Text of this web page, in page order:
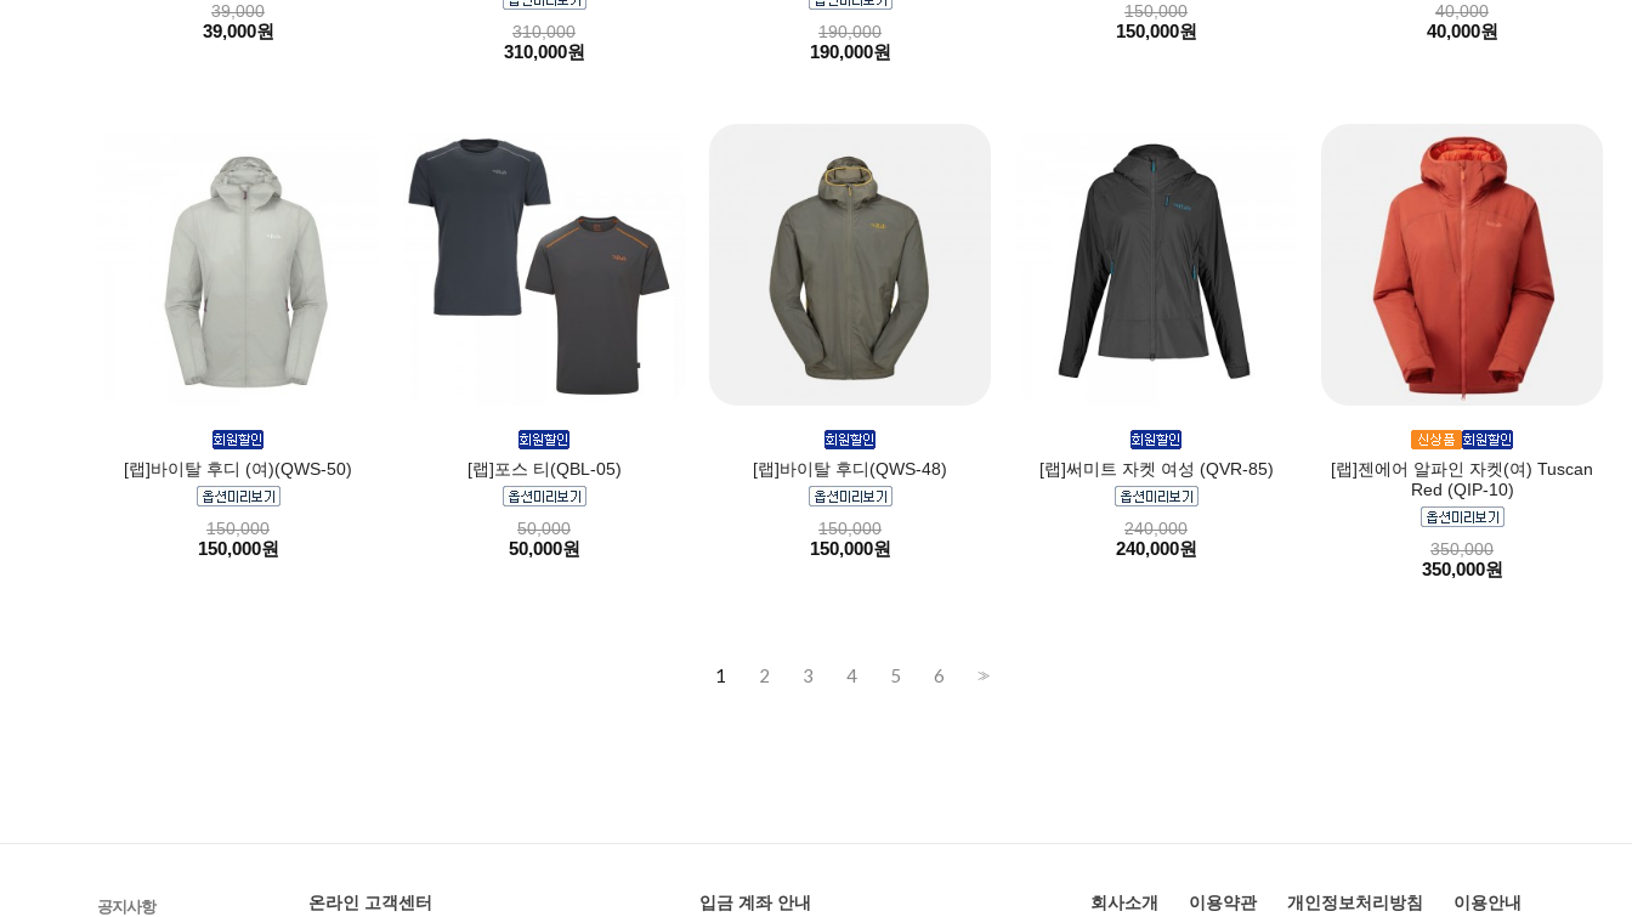
39,000
39,000원 310,000
310,000원
190,000
190,000원
150,000
150,000원
40,000
40,000원
[랩]바이탈 후디 (여)(QWS-50)
150,000
150,000원
[랩]포스 티(QBL-05)
50,000
50,000원
[랩]바이탈 후디(QWS-48)
150,000
150,000원
[랩]써미트 자켓 여성 (QVR-85)
240,000
240,000원
[랩]젠에어 알파인 자켓(여) Tuscan
Red (QIP-10)
350,000
350,000원
1 2 3 4 5 6 >>
공지사항 온라인 고객센터 입금 계좌 안내 회사소개 이용약관 개인정보처리방침 이용안내